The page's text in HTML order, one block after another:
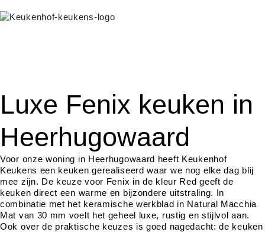
Luxe Fenix keuken in
Heerhugowaard
Voor onze woning in Heerhugowaard heeft Keukenhof
Keukens een keuken gerealiseerd waar we nog elke dag blij
mee zijn. De keuze voor Fenix in de kleur Red geeft de
keuken direct een warme en bijzondere uitstraling. In
combinatie met het keramische werkblad in Natural Macchia
Mat van 30 mm voelt het geheel luxe, rustig en stijlvol aan.
Ook over de praktische keuzes is goed nagedacht: de keuken